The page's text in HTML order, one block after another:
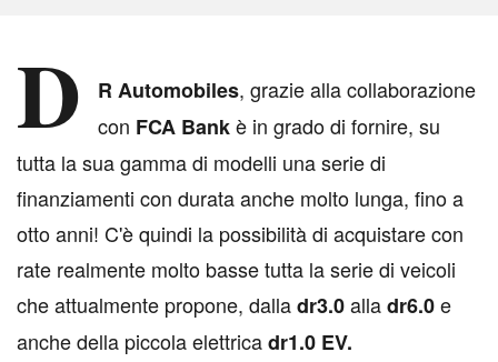
D R Automobiles, grazie alla collaborazione
con FCA Bankè in grado di fornire, su
tutta la sua gamma di modelli una serie di
finanziamenti con durata anche molto lunga, fino a
otto anni! C'è quindi la possibilità di acquistare con
rate realmente molto basse tutta la serie di veicoli
che attualmente propone, dalladr3.0alladr6.0e
anche della piccola elettricadr1.0 EV.